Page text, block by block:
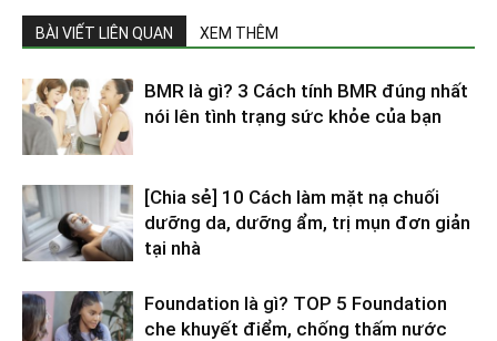
BÀI VIẾT LIÊN QUAN XEM THÊM
BMR là gì? 3 Cách tính BMR đúng nhất
nói lên tình trạng sức khỏe của bạn
[Chia sẻ] 10 Cách làm mặt nạ chuối
dưỡng da, dưỡng ẩm, trị mụn đơn giản
tại nhà
Foundation là gì? TOP 5 Foundation
che khuyết điểm, chống thấm nước